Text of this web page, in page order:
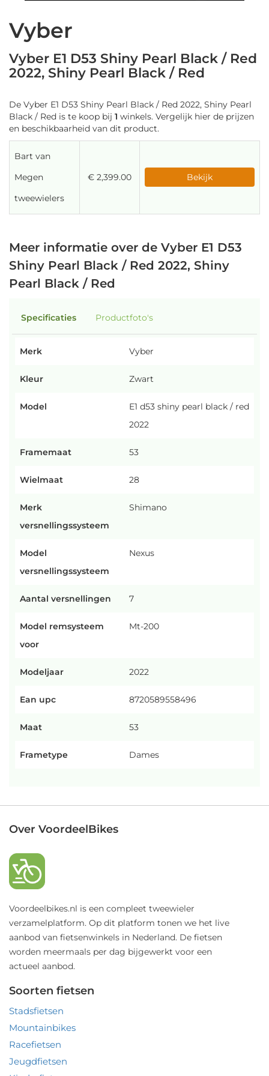
Vyber
Vyber E1 D53 Shiny Pearl Black / Red
2022, Shiny Pearl Black / Red
De Vyber E1 D53 Shiny Pearl Black / Red 2022, Shiny Pearl
Black / Red is te koop bij 1 winkels. Vergelijk hier de prijzen
en beschikbaarheid van dit product.
Bart van
Megen
tweewielers
€ 2,399.00 Bekijk
Meer informatie over de Vyber E1 D53
Shiny Pearl Black / Red 2022, Shiny
Pearl Black / Red
Specificaties Productfoto's
Merk Vyber
Kleur Zwart
Model
E1 d53 shiny pearl black / red
2022
Framemaat 53
Wielmaat 28
Merk
versnellingssysteem
Shimano
Model
versnellingssysteem
Nexus
Aantal versnellingen 7
Model remsysteem
voor
Mt-200
Modeljaar 2022
Ean upc 8720589558496
Maat 53
Frametype Dames
Over VoordeelBikes
Voordeelbikes.nl is een compleet tweewieler
verzamelplatform. Op dit platform tonen we het live
aanbod van fietsenwinkels in Nederland. De fietsen
worden meermaals per dag bijgewerkt voor een
actueel aanbod.
Soorten fietsen
Stadsfietsen
Mountainbikes
Racefietsen
Jeugdfietsen